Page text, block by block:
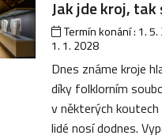
Jak jde kroj,
Termín konání : 1.
1. 1. 2028
Dnes známe kroje
díky folklorním
v některých koutech
lidé nosí dodnes.